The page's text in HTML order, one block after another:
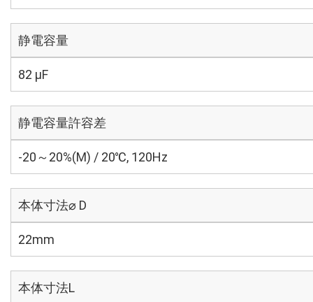
静電容量
82 µF
静電容量許容差
-20～20%(M) / 20℃, 120Hz
本体寸法⌀ D
22mm
本体寸法L